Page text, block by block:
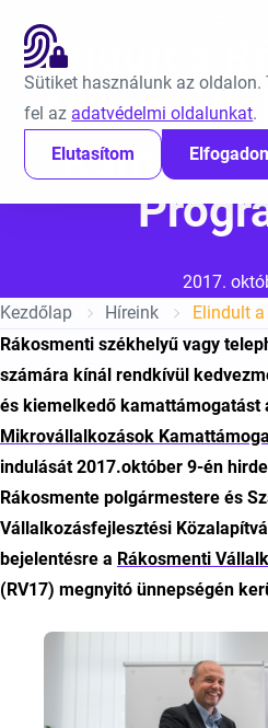
Sütiket használunk az
fel az adatvédelmi oldalunkat.
Elutasítom
Ugrás a tartalomra
Elindult a
Közzétéve:
2017.
Kezdőlap
Híreink
Rákosmenti székhelyű vagy
számára kínál rendkívül
és kiemelkedő kamattámogatást
Mikrovállalkozások
indulását 2017.október 9-én
Rákosmente polgármestere és
Vállalkozásfejlesztési
bejelentésre a Rákosmenti
(RV17) megnyitó ünnepségén